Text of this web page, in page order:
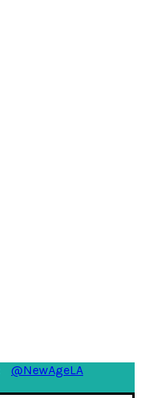
@NewAgeLA